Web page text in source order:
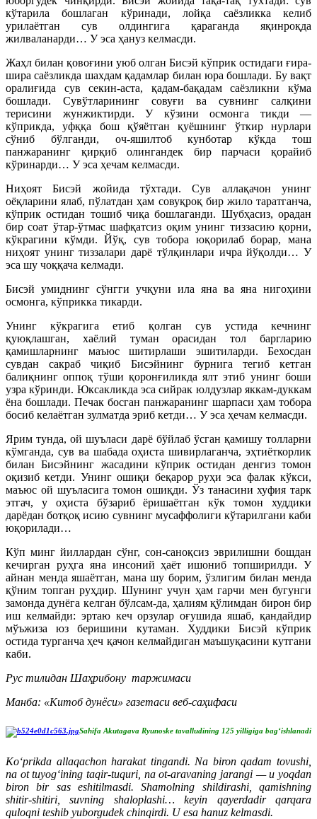
кўтарила бошлаган кўринади, лойқа саёзликка келиб
урилаётган сув олдингига қараганда яқинроқда
жилваланарди… У эса ҳануз келмасди.
Жаҳл билан қовоғини уюб олган Бисэй кўприк остидаги ғира-
шира саёзликда шахдам қадамлар билан юра бошлади. Бу вақт
оралиғида сув секин-аста, қадам-бақадам саёзликни кўма
бошлади. Сувўтларининг совуғи ва сувнинг сал­қини
терисини жунжиктирди. У кўзини осмонга тикди —
кўприкда, уфққа бош қўяётган қуёшнинг ўткир нурлари
сўниб бўлганди, оч-яшилтоб кунботар кўкда тош
панжаранинг қирқиб олингандек бир парчаси қорайиб
кўринарди… У эса ҳечам келмасди.
Ниҳоят Бисэй жойида тўхтади. Сув аллақачон унинг
оёқларини ялаб, пўлатдан ҳам совуқроқ бир жило таратганча,
кўприк остидан тошиб чиқа бошлаганди. Шубҳасиз, орадан
бир соат ўтар-ўтмас шаф­қатсиз оқим унинг тиззасию қорни,
кўкрагини кўмди. Йўқ, сув тобора юқорилаб борар, мана
ниҳоят унинг тиззалари дарё тўлқинлари ичра йўқолди… У
эса шу чоққача келмади.
Бисэй умиднинг сўнгги учқуни ила яна ва яна нигоҳини
осмонга, кўприкка тикарди.
Унинг кўкрагига етиб қолган сув устида кечнинг
қуюқлашган, хаёлий туман орасидан тол баргларию
қамишларнинг маъюс шитирлаши эшитиларди. Бехосдан
сувдан сакраб чиқиб Бисэйнинг бурнига тегиб кетган
балиқнинг оппоқ тўши қоронғиликда ялт этиб унинг боши
узра кўринди. Юксакликда эса сийрак юлдузлар яккам-дуккам
ёна бошлади. Печак босган панжаранинг шарпаси ҳам тобора
босиб келаётган зулматда эриб кетди… У эса ҳечам келмасди.
Ярим тунда, ой шуъласи дарё бўйлаб ўсган қамишу толларни
кўмганда, сув ва шабада оҳиста шивирлаганча, эҳтиёткорлик
билан Бисэйнинг жасадини кўприк остидан денгиз томон
оқизиб кетди. Унинг ошиқи беқарор руҳи эса фалак кўкси,
маъюс ой шуъласига томон ошиқди. Ўз танасини хуфия тарк
этгач, у оҳиста бўзариб ёришаётган кўк томон худдики
дарёдан ботқоқ исию сувнинг мусаффолиги кўтарилгани каби
юқорилади…
Кўп минг йиллардан сўнг, сон-саноқсиз эврилишни бошдан
кечирган руҳга яна инсоний ҳаёт ишониб топширилди. У
айнан менда яшаётган, мана шу борим, ўзлигим билан менда
қўним топган руҳдир. Шунинг учун ҳам гарчи мен бугунги
замонда дунёга келган бўлсам-да, ҳалиям қўлимдан бирон бир
иш келмайди: эртаю кеч орзулар оғушида яшаб, қандайдир
мўъжиза юз беришини кутаман. Худдики Бисэй кўприк
остида турганча ҳеч қачон келмайдиган маъшуқасини кутгани
каби.
Рус тилидан Шаҳрибону таржимаси
Манба: «Китоб дунёси» газетаси веб-саҳифаси
Sahifa Akutagava Ryunoske tavalludining 125 yilligiga bag‘ishlanadi
Ko‘prikda allaqachon harakat tingandi. Na biron qadam tovushi,
na ot tuyog‘ining taqir-tuquri, na ot-aravaning jarangi — u yoqdan
biron bir sas eshitilmasdi. Shamolning shildirashi, qamishning
shitir-shitiri, suvning shaloplashi… keyin qayerdadir qarqara
quloqni teshib yuborgudek chinqirdi. U esa hanuz kelmasdi.